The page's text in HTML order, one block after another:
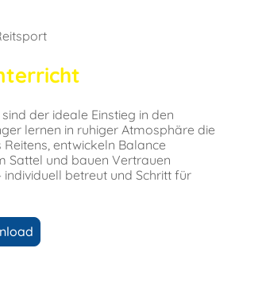
der ideale Einstieg in den
lernen in ruhiger Atmosphäre die
entwickeln Balance
Sattel und bauen Vertrauen
betreut und Schritt für